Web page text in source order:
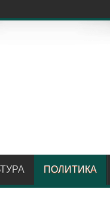
ПОЛИТИКА